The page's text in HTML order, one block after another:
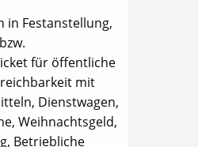
in Festanstellung,
für öffentliche
mit
Dienstwagen,
Weihnachtsgeld,
Betriebliche